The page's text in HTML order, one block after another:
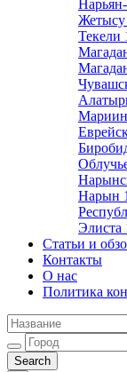
Жетысу
Текели
Нарын 1
Элиста
Статьи и
Контакты
О нас
Политика